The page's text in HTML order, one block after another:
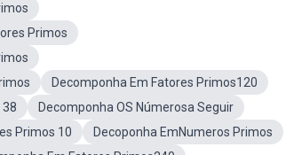
Primos
Decomponha Em Fatores Primos120
38
Decomponha OS Númerosa Seguir
Primos 10
Decoponha EmNumeros Primos